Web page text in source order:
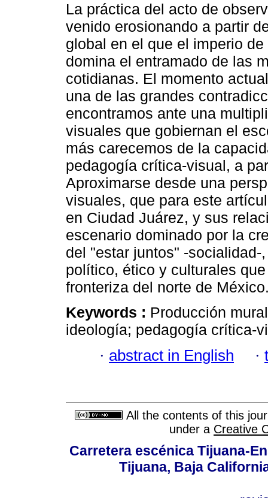
La práctica del acto de
venido erosionando a partir
global en el que el imperio
domina el entramado de las
cotidianas. El momento
una de las grandes
encontramos ante una
visuales que gobiernan el
más carecemos de la
pedagogía crítica-visual, a
Aproximarse desde una
visuales, que para este
en Ciudad Juárez, y sus
escenario dominado por la
del "estar juntos" -
político, ético y culturales
fronteriza del norte de
Keywords : Producción
ideología; pedagogía crítica-
· abstract in English ·
All the contents of this
under a Creative
Carretera escénica Tijuana-
Tijuana, Baja